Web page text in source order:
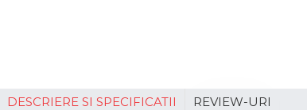
DESCRIERE SI SPECIFICATII REVIEW-URI